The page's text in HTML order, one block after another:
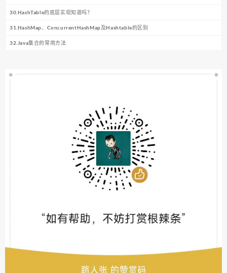
30.HashTable的底层实现知道吗？
31.HashMap、ConcurrentHashMap及Hashtable的区别
32.Java集合的常用方法